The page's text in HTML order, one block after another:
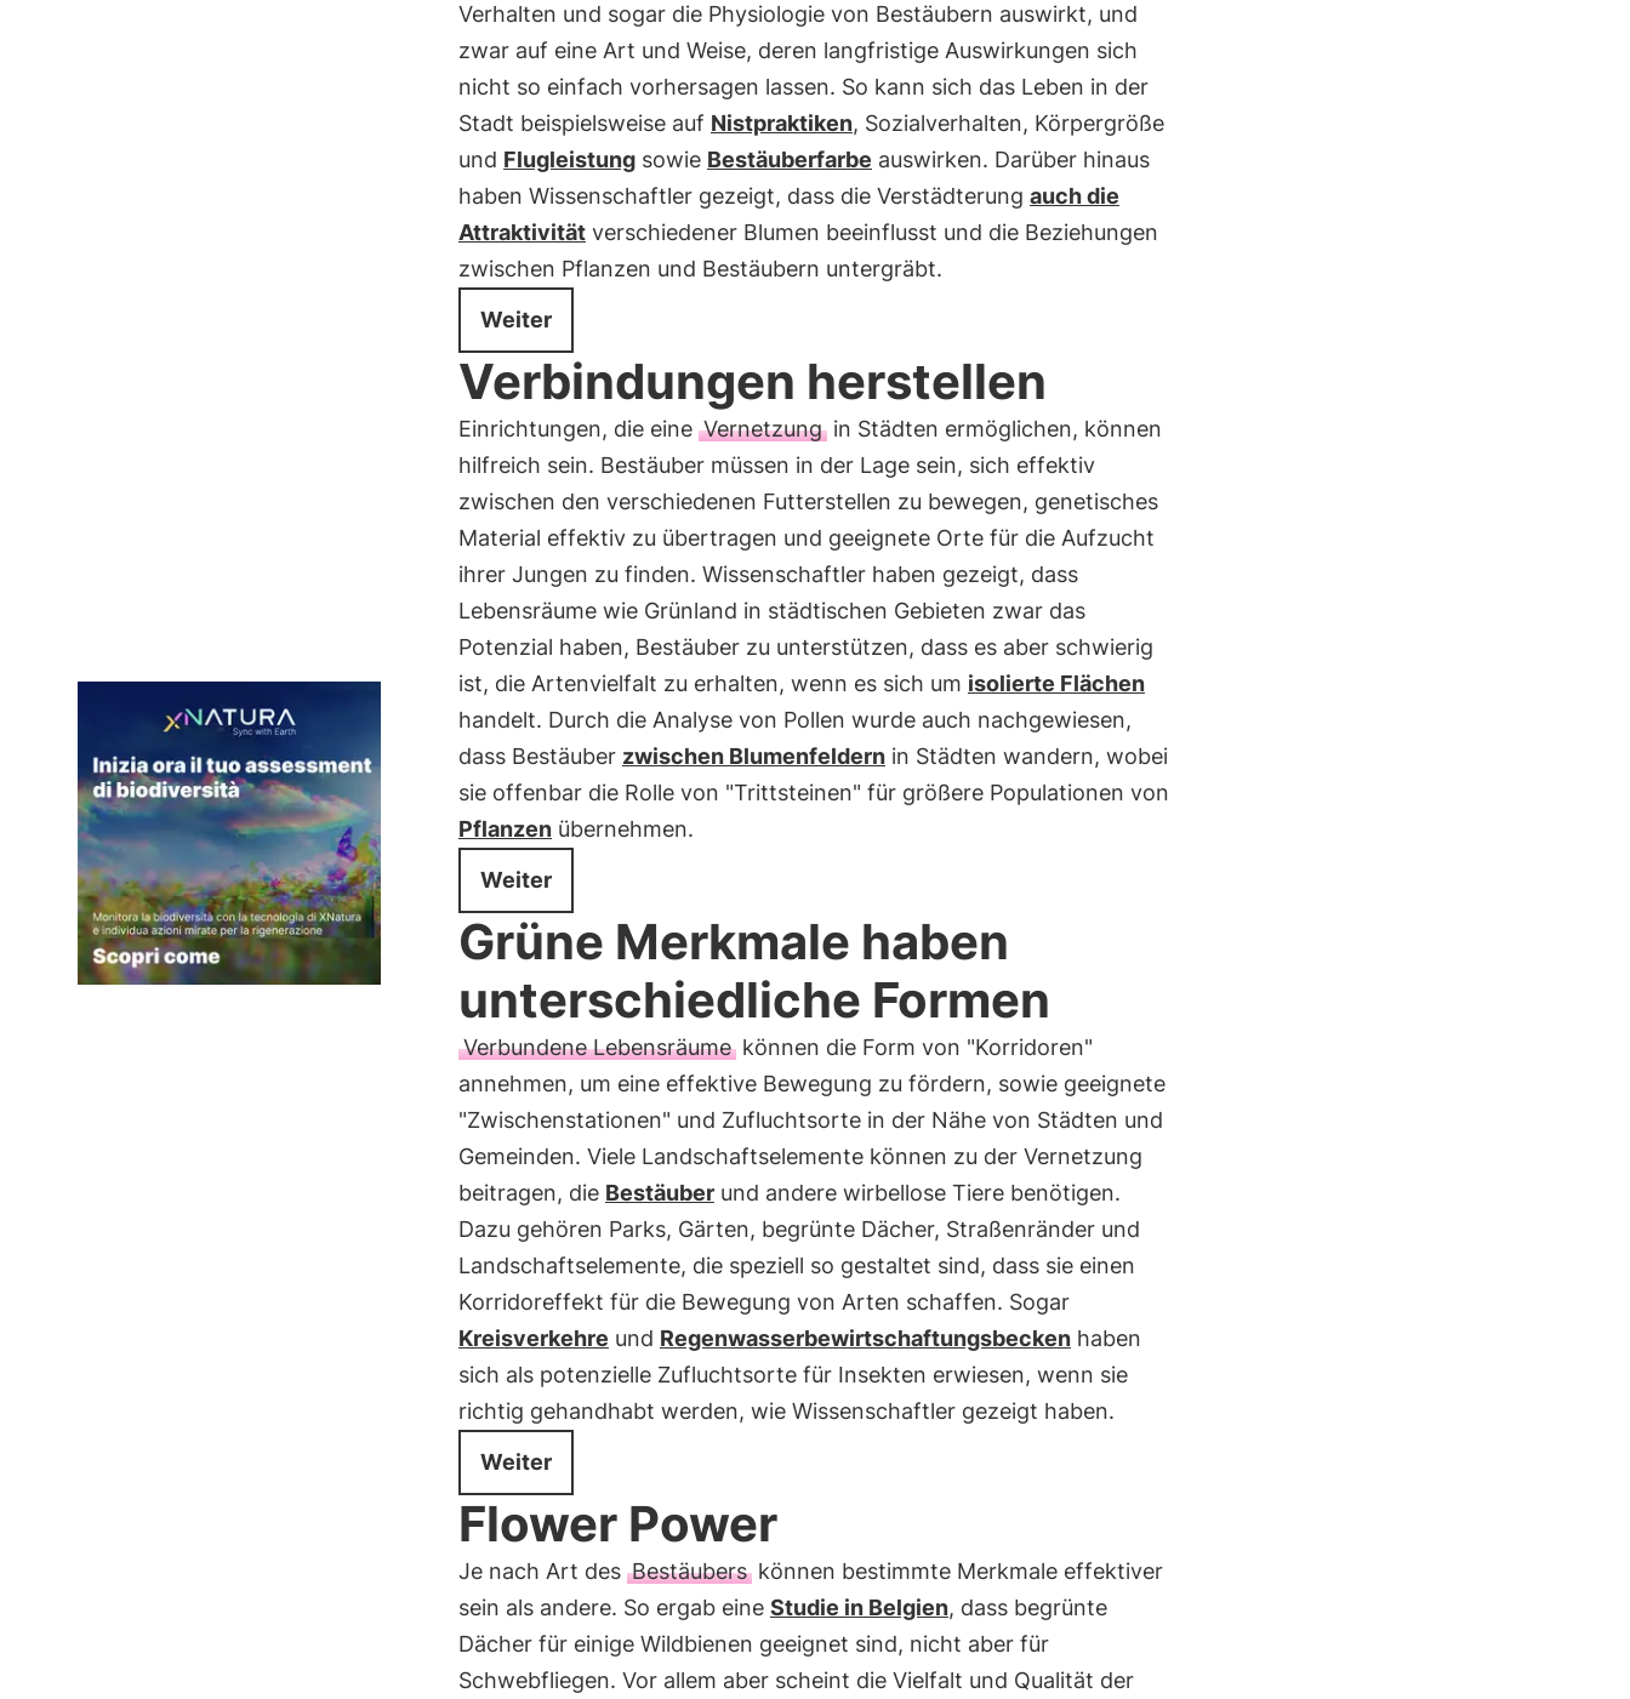
Verhalten und sogar die Physiologie von Bestäubern auswirkt, und
zwar auf eine Art und Weise, deren langfristige Auswirkungen sich
nicht so einfach vorhersagen lassen. So kann sich das Leben in der
Stadt beispielsweise auf Nistpraktiken, Sozialverhalten, Körpergröße
und Flugleistungsowie Bestäuberfarbe auswirken. Darüber hinaus
haben Wissenschaftler gezeigt, dass die Verstädterung auch die
Attraktivitätverschiedener Blumen beeinflusst und die Beziehungen
zwischen Pflanzen und Bestäubern untergräbt.
Weiter
Verbindungen herstellen
Einrichtungen, die eine Vernetzungin Städten ermöglichen, können
hilfreich sein. Bestäuber müssen in der Lage sein, sich effektiv
zwischen den verschiedenen Futterstellen zu bewegen, genetisches
Material effektiv zu übertragen und geeignete Orte für die Aufzucht
ihrer Jungen zu finden. Wissenschaftler haben gezeigt, dass
Lebensräume wie Grünland in städtischen Gebieten zwar das
Potenzial haben, Bestäuber zu unterstützen, dass es aber schwierig
ist, die Artenvielfalt zu erhalten, wenn es sich um isolierte Flächen
handelt. Durch die Analyse von Pollen wurde auch nachgewiesen,
dass Bestäuber zwischen Blumenfeldernin Städten wandern, wobei
sie offenbar die Rolle von "Trittsteinen" für größere Populationen von
Pflanzenübernehmen.
Weiter
Grüne Merkmale haben
unterschiedliche Formen
Verbundene Lebensräumekönnen die Form von "Korridoren"
annehmen, um eine effektive Bewegung zu fördern, sowie geeignete
"Zwischenstationen" und Zufluchtsorte in der Nähe von Städten und
Gemeinden. Viele Landschaftselemente können zu der Vernetzung
beitragen, die Bestäuberund andere wirbellose Tiere benötigen.
Dazu gehören Parks, Gärten, begrünte Dächer, Straßenränder und
Landschaftselemente, die speziell so gestaltet sind, dass sie einen
Korridoreffekt für die Bewegung von Arten schaffen. Sogar
Kreisverkehre und Regenwasserbewirtschaftungsbeckenhaben
sich als potenzielle Zufluchtsorte für Insekten erwiesen, wenn sie
richtig gehandhabt werden, wie Wissenschaftler gezeigt haben.
Weiter
Flower Power
Je nach Art des Bestäuberskönnen bestimmte Merkmale effektiver
sein als andere. So ergab eine Studie in Belgien, dass begrünte
Dächer für einige Wildbienen geeignet sind, nicht aber für
Schwebfliegen. Vor allem aber scheint die Vielfalt und Qualität der